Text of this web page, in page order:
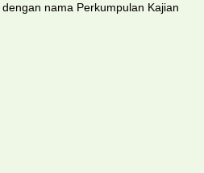
nama Perkumpulan Kajian